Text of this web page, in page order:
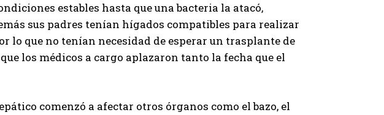
estables hasta que una bacteria la atacó,
sus padres tenían hígados compatibles para realizar
lo que no tenían necesidad de esperar un trasplante de
los médicos a cargo aplazaron tanto la fecha que el
comenzó a afectar otros órganos como el bazo, el